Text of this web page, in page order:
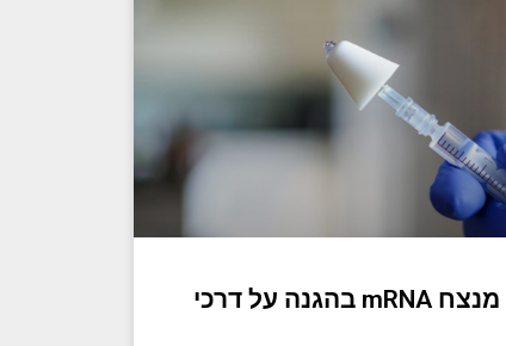
חיסון רירית COVID-19 מנצח mRNA בהגנה על דרכי